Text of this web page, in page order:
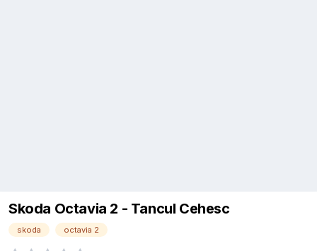
Skoda Octavia 2 - Tancul Cehesc
skoda octavia 2